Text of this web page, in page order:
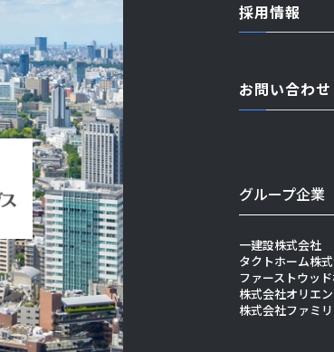
採用情報
お問い合わせ
グループ企業
一建設株式会社
タクトホーム株
ファーストウッ
株式会社オリエ
株式会社ファミ